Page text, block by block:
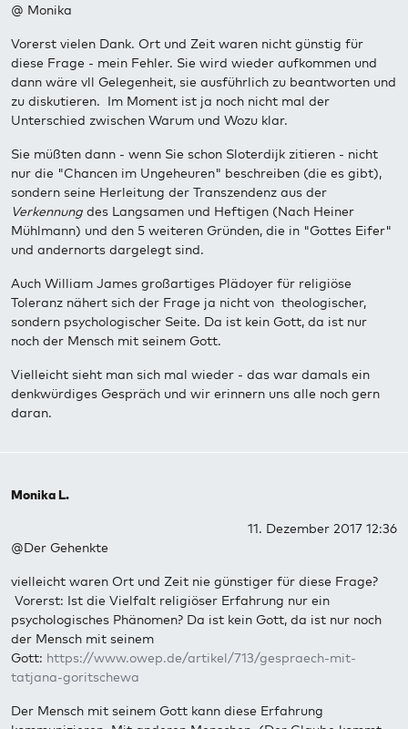
@ Monika
Vorerst vielen Dank. Ort und Zeit waren nicht günstig für
diese Frage - mein Fehler. Sie wird wieder aufkommen und
dann wäre vll Gelegenheit, sie ausführlich zu beantworten und
zu diskutieren. Im Moment ist ja noch nicht mal der
Unterschied zwischen Warum und Wozu klar.
Sie müßten dann - wenn Sie schon Sloterdijk zitieren - nicht
nur die "Chancen im Ungeheuren" beschreiben (die es gibt),
sondern seine Herleitung der Transzendenz aus der
Verkennung des Langsamen und Heftigen (Nach Heiner
Mühlmann) und den 5 weiteren Gründen, die in "Gottes Eifer"
und andernorts dargelegt sind.
Auch William James großartiges Plädoyer für religiöse
Toleranz nähert sich der Frage ja nicht von theologischer,
sondern psychologischer Seite. Da ist kein Gott, da ist nur
noch der Mensch mit seinem Gott.
Vielleicht sieht man sich mal wieder - das war damals ein
denkwürdiges Gespräch und wir erinnern uns alle noch gern
daran.
Monika L.
11. Dezember 2017 12:36
@Der Gehenkte
vielleicht waren Ort und Zeit nie günstiger für diese Frage?
Vorerst: Ist die Vielfalt religiöser Erfahrung nur ein
psychologisches Phänomen? Da ist kein Gott, da ist nur noch
der Mensch mit seinem
Gott: https://www.owep.de/artikel/713/gespraech-mit-
tatjana-goritschewa
Der Mensch mit seinem Gott kann diese Erfahrung